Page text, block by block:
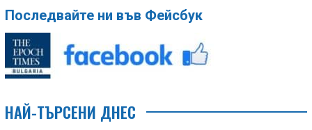
Последвайте ни във Фейсбук
НАЙ-ТЪРСЕНИ ДНЕС